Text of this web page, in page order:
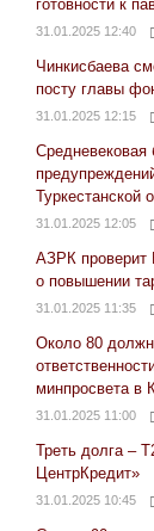
готовности к
31.01.2025 12:40
Чинкисбаева
посту главы
31.01.2025 12:15
Туркестанской
31.01.2025 12:05
АЗРК проверит
о повышении
31.01.2025 11:35
Около 80
минпросвета в
31.01.2025 11:00
Треть долга –
ЦентрКредит»
31.01.2025 10:45